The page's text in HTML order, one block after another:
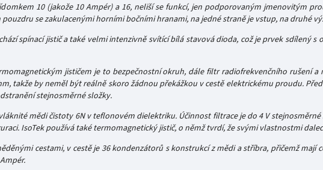
10 (jakože 10 Ampér) a 16, neliší se funkcí, jen podporovaným jmenovitým
pouzdru se zakulacenými horními bočními hranami, na jedné straně je vstup, na druhé
spínací jistič a také velmi intenzivně svítící bílá stavová dioda, což je prvek sdílený
jističem je to bezpečnostní okruh, dále filtr radiofrekvenčního rušení
takže by neměl být reálně skoro žádnou překážkou v cestě elektrickému proudu.
stejnosměrné složky.
mědi čistoty 6N v teflonovém dielektriku. Účinnost filtrace je do 4 V
IsoTek používá také termomagnetický jistič, o němž tvrdí, že svými vlastnostmi
cestami, v cestě je 36 kondenzátorů s konstrukcí z mědi a stříbra, přičemž mají